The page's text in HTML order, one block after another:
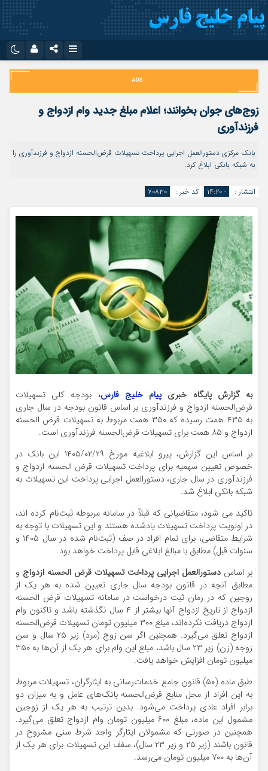
اینستاگرام
تلگرام
سروش
ایتا
آپارات
اپلیکیشن
نام کاربری یا نشانی ایمیل
رمز عبور
مرا به خاطر بسپار
زوج‌های جوان بخوانند؛ اعلام مبلغ جدید وام ازدواج و
فرزندآوری
بانک مرکزی دستورالعمل اجرایی پرداخت تسهیلات قرض‌الحسنه ازدواج و فرزندآوری را
به شبکه بانکی ابلاغ کرد.
انتشار : - ۱۴:۲۰ کد خبر : ۷۰۸۳۰
به گزارش پایگاه خبریپیام خلیج فارس، بودجه کلی تسهیلات
قرض‌الحسنه ازدواج و فرزندآوری بر اساس قانون بودجه در سال جاری
به ۴۳۵ همت رسیده که ۳۵۰ همت مربوط به تسهیلات قرض الحسنه
ازدواج و ۸۵ همت برای تسهیلات قرض‌الحسنه فرزندآوری است.
بر اساس این گزارش، پیرو ابلاغیه مورخ ۲۹‏‏‏‏‏‏‏/۰۲‏‏‏‏‏‏‏/۱۴۰۵ این بانک در
خصوص تعیین سهمیه برای پرداخت تسهیلات قرض الحسنه ازدواج و
فرزندآوری در سال جاری، دستورالعمل اجرایی پرداخت این تسهیلات به
شبکه بانکی ابلاغ شد.
تاکید می شود، متقاضیانی که قبلاً در سامانه مربوطه ثبت‌نام کرده اند،
در اولویت پرداخت تسهیلات یادشده هستند و این تسهیلات با توجه به
شرایط متقاضی، برای تمام افراد در صف (ثبت‌نام شده در سال ۱۴۰۵ و
سنوات قبل) مطابق با مبالغ ابلاغی قابل پرداخت خواهد بود.
بر اساس دستورالعمل اجرایی پرداخت تسهیلات قرض الحسنه ازدواج و
مطابق آنچه در قانون بودجه سال جاری تعیین شده به هر یک از
زوجین که در زمان ثبت درخواست در سامانه تسهیلات قرض الحسنه
ازدواج از تاریخ ازدواج آنها بیشتر از ۴ سال نگذشته باشد و تاکنون وام
ازدواج دریافت نکرده‌اند، مبلغ ۳۰۰ میلیون تومان تسهیلات قرض‌الحسنه
ازدواج تعلق می‌گیرد. همچنین اگر سن زوج (مرد) زیر ۲۵ سال و سن
زوجه (زن) زیر ۲۳ سال باشد، مبلغ این وام برای هر یک از آن‌ها به ۳۵۰
میلیون تومان افزایش خواهد یافت.
طبق ماده (۵۰) قانون جامع خدمات‌رسانی به ایثارگران، تسهیلات مربوط
به این افراد از محل منابع قرض‌الحسنه بانک‌های عامل و به میزان دو
برابر افراد عادی پرداخت می‌شود. بدین ترتیب به هر یک از زوجین
مشمول این ماده، مبلغ ۶۰۰ میلیون تومان وام ازدواج تعلق می‌گیرد.
همچنین در صورتی که مشمولان ایثارگر واجد شرط سنی مشروح در
قانون باشند (زیر ۲۵ و زیر ۲۳ سال)، سقف این تسهیلات برای هر یک از
آن‌ها به ۷۰۰ میلیون تومان می‌رسد.